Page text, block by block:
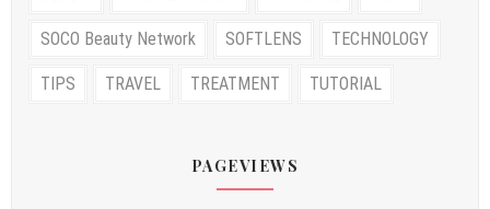
SOCO Beauty Network SOFTLENS TECHNOLOGY
TIPS TRAVEL TREATMENT TUTORIAL
PAGEVIEWS